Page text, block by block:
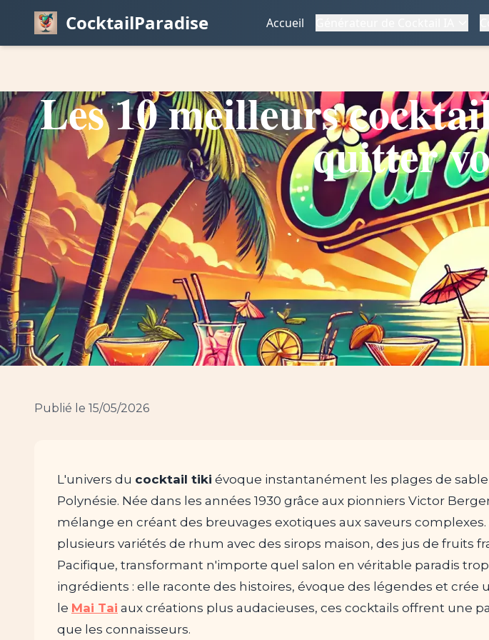
CocktailParadise Accueil
Les 10 meilleurs
quitter
Publié le 15/05/2026
L'univers du cocktail tiki évoque instantanément les plages de
Polynésie. Née dans les années 1930 grâce aux pionniers Victor
mélange en créant des breuvages exotiques aux saveurs complexes.
plusieurs variétés de rhum avec des sirops maison, des jus de fruits
Pacifique, transformant n'importe quel salon en véritable paradis
ingrédients : elle raconte des histoires, évoque des légendes et
le Mai Tai aux créations plus audacieuses, ces cocktails offrent une
que les connaisseurs.